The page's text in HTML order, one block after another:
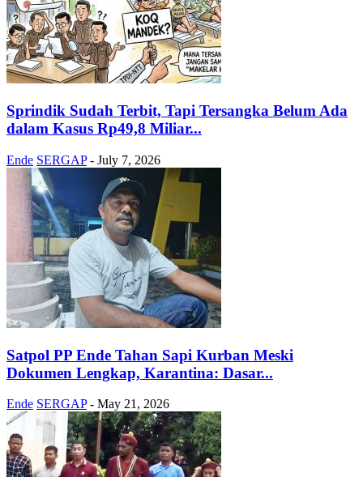
Sprindik Sudah Terbit, Tapi Tersangka Belum Ada
dalam Kasus Rp49,8 Miliar...
Ende SERGAP - July 7, 2026
Satpol PP Ende Tahan Sapi Kurban Meski
Dokumen Lengkap, Karantina: Dasar...
Ende SERGAP - May 21, 2026